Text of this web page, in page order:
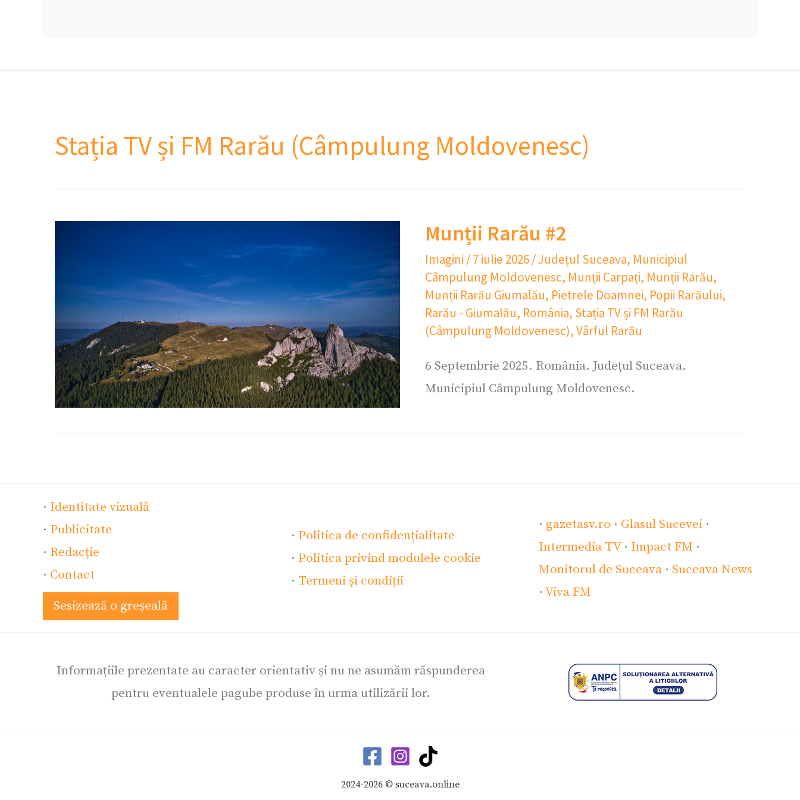
Stația TV și FM Rarău (Câmpulung Moldovenesc)
Munții Rarău #2
Imagini /7 iulie 2026/Județul Suceava, Municipiul
Câmpulung Moldovenesc, Munții Carpați, Munții Rarău,
Munții Rarău Giumalău, Pietrele Doamnei, Popii Rarăului,
Rarău - Giumalău, România, Stația TV și FM Rarău
(Câmpulung Moldovenesc),Vârful Rarău
6 Septembrie 2025. România. Județul Suceava.
Municipiul Câmpulung Moldovenesc.
· Identitate vizuală
· Publicitate
· Redacție
· Contact
Sesizează o greșeală
· Politica de confidențialitate
· Politica privind modulele cookie
· Termeni și condiții
· gazetasv.ro · Glasul Sucevei ·
Intermedia TV· Impact FM ·
Monitorul de Suceava · Suceava News
·Viva FM
Informațiile prezentate au caracter orientativ și nu ne asumăm răspunderea
pentru eventualele pagube produse în urma utilizării lor.
2024-2026 © suceava.online